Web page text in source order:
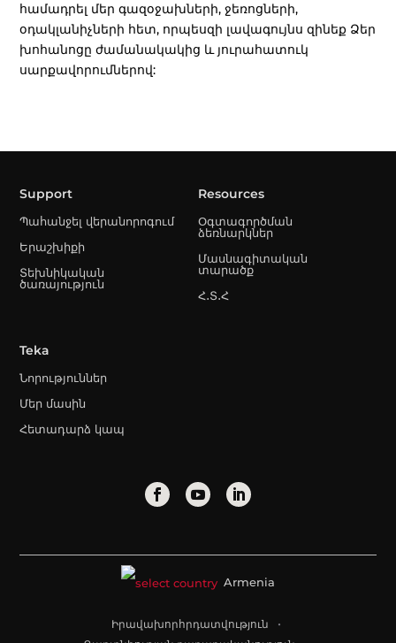
համադրել մեր գազօջախների, ջեռոցների,
օդակլանիչների հետ, որպեսզի լավագույնս զինեք Ձեր
խոհանոցը ժամանակակից և յուրահատուկ
սարքավորումներով:
Support
Պահանջել վերանորոգում
Երաշխիքի
Տեխնիկական
ծառայություն
Resources
Օգտագործման
ձեռնարկներ
Մասնագիտական
տարածք
Հ․Տ․Հ
Teka
Նորություններ
Մեր մասին
Հետադարձ կապ
Armenia
Իրավախորհրդատվություն